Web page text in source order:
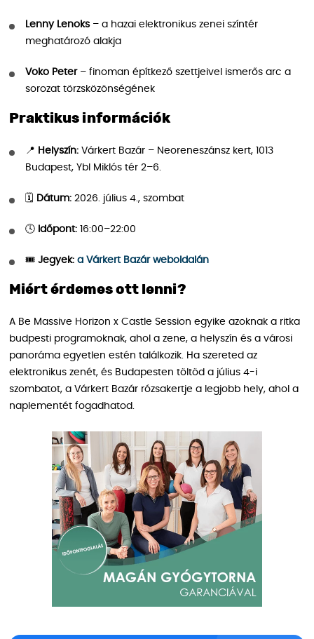
Lenny Lenoks– a hazai elektronikus zenei színtér
meghatározó alakja
Voko Peter– finoman építkező szettjeivel ismerős arc a
sorozat törzsközönségének
Praktikus információk
📍 Helyszín: Várkert Bazár – Neoreneszánsz kert, 1013
Budapest, Ybl Miklós tér 2–6.
🗓️ Dátum: 2026. július 4., szombat
🕓 Időpont: 16:00–22:00
🎟️ Jegyek: a Várkert Bazár weboldalán
Miért érdemes ott lenni?
A Be Massive Horizon x Castle Session egyike azoknak a ritka
budpesti programoknak, ahol a zene, a helyszín és a városi
panoráma egyetlen estén találkozik. Ha szereted az
elektronikus zenét, és Budapesten töltöd a július 4-i
szombatot, a Várkert Bazár rózsakertje a legjobb hely, ahol a
naplementét fogadhatod.